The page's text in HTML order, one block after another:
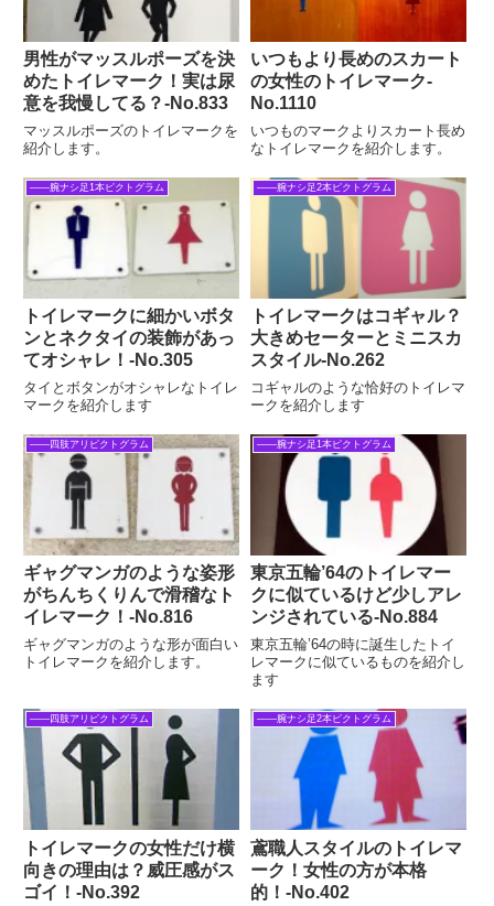
男性がマッスルポーズを決
めたトイレマーク！実は尿
意を我慢してる？‐No.833
マッスルポーズのトイレマークを
紹介します。
いつもより長めのスカート
の女性のトイレマーク-
No.1110
いつものマークよりスカート長め
なトイレマークを紹介します。
――腕ナシ足1本ピクトグラム
トイレマークに細かいボタ
ンとネクタイの装飾があっ
てオシャレ！‐No.305
タイとボタンがオシャレなトイレ
マークを紹介します
――腕ナシ足2本ピクトグラム
トイレマークはコギャル？
大きめセーターとミニスカ
スタイル‐No.262
コギャルのような恰好のトイレマ
ークを紹介します
――四肢アリピクトグラム
ギャグマンガのような姿形
がちんちくりんで滑稽なト
イレマーク！‐No.816
ギャグマンガのような形が面白い
トイレマークを紹介します。
――腕ナシ足1本ピクトグラム
東京五輪’64のトイレマー
クに似ているけど少しアレ
ンジされている‐No.884
東京五輪’64の時に誕生したトイ
レマークに似ているものを紹介し
ます
――四肢アリピクトグラム
トイレマークの女性だけ横
向きの理由は？威圧感がス
ゴイ！‐No.392
――腕ナシ足2本ピクトグラム
鳶職人スタイルのトイレマ
ーク！女性の方が本格
的！‐No.402